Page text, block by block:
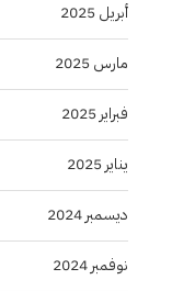
أبريل 2025
مارس 2025
فبراير 2025
يناير 2025
ديسمبر 2024
نوفمبر 2024